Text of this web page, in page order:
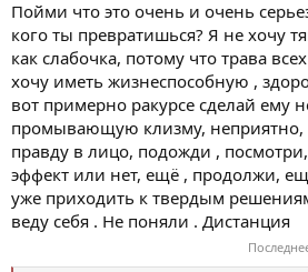
Пойми что это очень и очень
кого ты превратишься? Я не хочу
как слабочка, потому что трава
хочу иметь жизнеспособную ,
вот примерно ракурсе сделай ему
промывающую клизму, неприятно,
правду в лицо, подожди ,
эффект или нет, ещё , продолжи,
уже приходить к твердым
веду себя . Не поняли . Дистанция